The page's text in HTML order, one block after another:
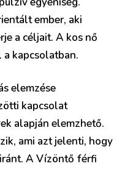
ember, aki
a céljait. A kos nő
kapcsolatban.
elemzése
kapcsolat
alapján elemzhető.
ami azt jelenti, hogy
A Vízöntő férfi